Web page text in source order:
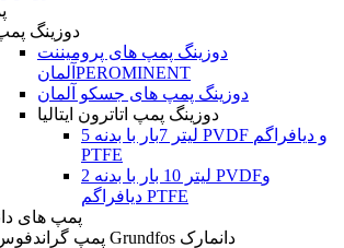
دوزینگ
دوزینگ پمپ های پرومیننت
آلمانPEROMINENT
دوزینگ پمپ های جسکو آلمان
دوزینگ پمپ اتاترون ایتالیا
5 لیتر 7بار با بدنه PVDF و دیافراگم
PTFE
2 لیتر 10 بار با بدنه PVDFو
دیافراگم PTFE
پمپ های
پمپ گراندفوس Grundfos دانمارک